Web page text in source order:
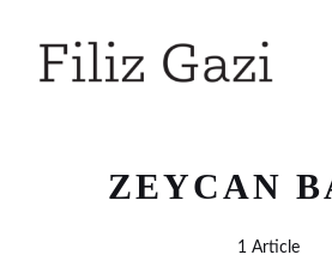
ZEYCAN
1 Article